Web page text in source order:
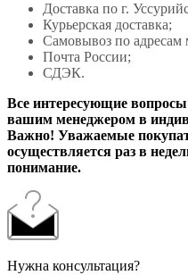
Доставка по г.
Курьерская доставка;
Самовывоз по адресам
Почта России;
СДЭК.
Все интересующие
вашим менеджером в
Важно! Уважаемые
осуществляется раз в
понимание.
Нужна консультация?